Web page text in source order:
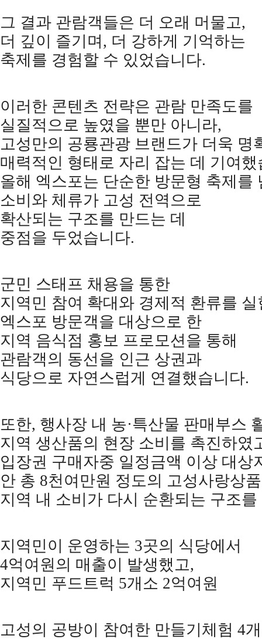
그 결과 관람객들은 더 오래 머물고,
더 깊이 즐기며 , 더 강하게 기억하는
축제를 경험할 수 있었습니다.
이러한 콘텐츠 전략은 관람 만족도를
실질적으로 높였을 뿐만 아니라,
고성만의 공룡관광 브랜드가 더욱 명
매력적인 형태로 자리 잡는 데 기여했
올해 엑스포는 단순한 방문형 축제를
소비와 체류가 고성 전역으로
확산되는 구조를 만드는 데
중점을 두었습니다.
군민 스태프 채용을 통한
지역민 참여 확대와 경제적 환류를
엑스포 방문객을 대상으로 한
지역 음식점 홍보 프로모션을 통해
관람객의 동선을 인근 상권과
식당으로 자연스럽게 연결했습니다.
또한, 행사장 내 농·특산물 판매부스
지역 생산품의 현장 소비를 촉진하였
입장권 구매자중 일정금액 이상 대상
안 총 8천여만원 정도의 고성사랑상
지역 내 소비가 다시 순환되는 구조
지역민이 운영하는 3곳의 식당에서
4억여원의 매출이 발생했고,
지역민 푸드트럭 5개소 2억여원
고성의 공방이 참여한 만들기체험 4